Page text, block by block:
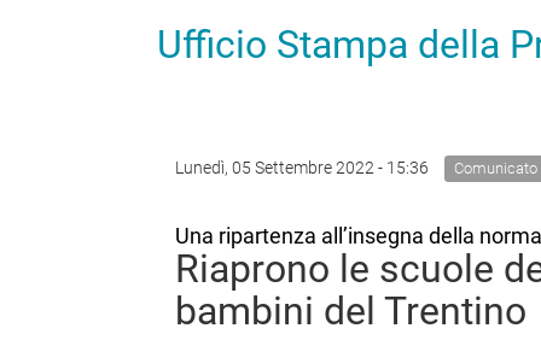
Ufficio Stampa della
Lunedì, 05 Settembre 2022 - 15:36 Comunicato
Una ripartenza all’insegna della
Riaprono le scuole
bambini del Trentino